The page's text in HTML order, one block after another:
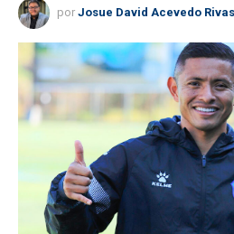
por Josue David Acevedo Rivas